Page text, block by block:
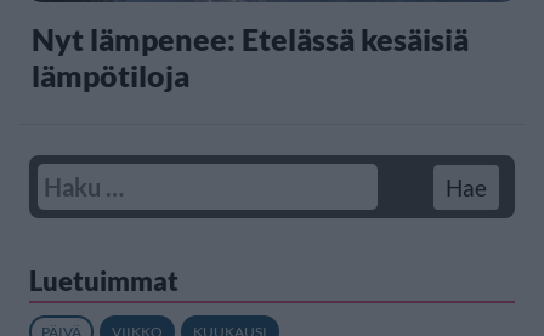
Nyt lämpenee: Etelässä kesäisiä
lämpötiloja
Luetuimmat
PÄIVÄ VIIKKO KUUKAUSI